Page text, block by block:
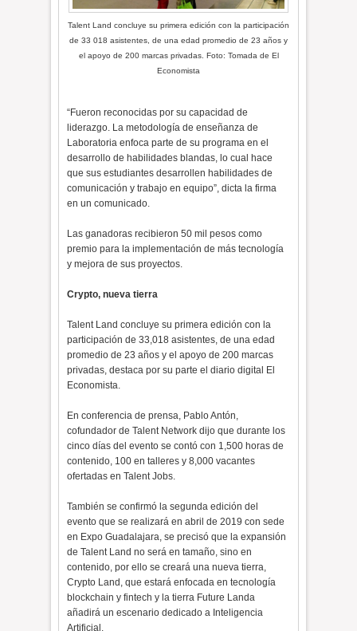
Talent Land concluye su primera edición con la participación
de 33 018 asistentes, de una edad promedio de 23 años y
el apoyo de 200 marcas privadas. Foto: Tomada de El
Economista
“Fueron reconocidas por su capacidad de
liderazgo. La metodología de enseñanza de
Laboratoria enfoca parte de su programa en el
desarrollo de habilidades blandas, lo cual hace
que sus estudiantes desarrollen habilidades de
comunicación y trabajo en equipo”, dicta la firma
en un comunicado.
Las ganadoras recibieron 50 mil pesos como
premio para la implementación de más tecnología
y mejora de sus proyectos.
Crypto, nueva tierra
Talent Land concluye su primera edición con la
participación de 33,018 asistentes, de una edad
promedio de 23 años y el apoyo de 200 marcas
privadas, destaca por su parte el diario digital El
Economista.
En conferencia de prensa, Pablo Antón,
cofundador de Talent Network dijo que durante los
cinco días del evento se contó con 1,500 horas de
contenido, 100 en talleres y 8,000 vacantes
ofertadas en Talent Jobs.
También se confirmó la segunda edición del
evento que se realizará en abril de 2019 con sede
en Expo Guadalajara, se precisó que la expansión
de Talent Land no será en tamaño, sino en
contenido, por ello se creará una nueva tierra,
Crypto Land, que estará enfocada en tecnología
blockchain y fintech y la tierra Future Landa
añadirá un escenario dedicado a Inteligencia
Artificial.